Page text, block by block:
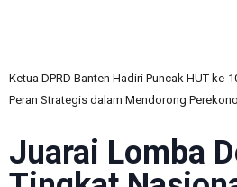
Ketua DPRD Banten Hadiri Puncak HUT ke-
Peran Strategis dalam Mendorong
Juarai Lomba